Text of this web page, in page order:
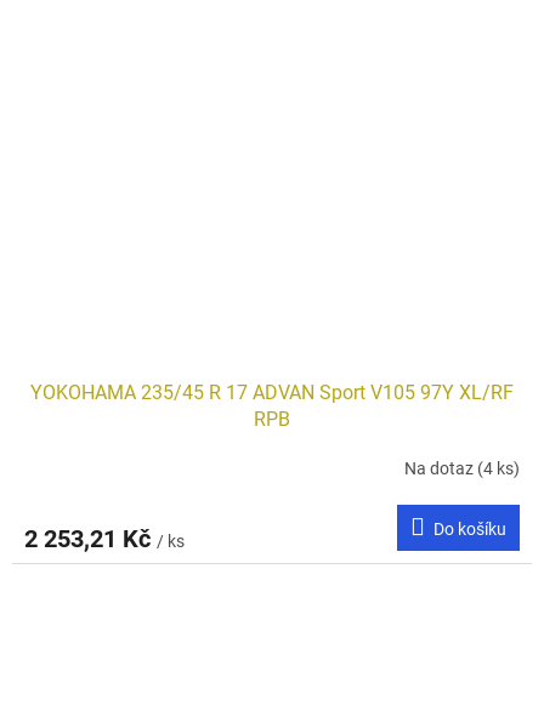
YOKOHAMA 235/45 R 17 ADVAN Sport V105 97Y XL/RF
RPB
Na dotaz (4 ks)
2 253,21 Kč / ks
Do košíku